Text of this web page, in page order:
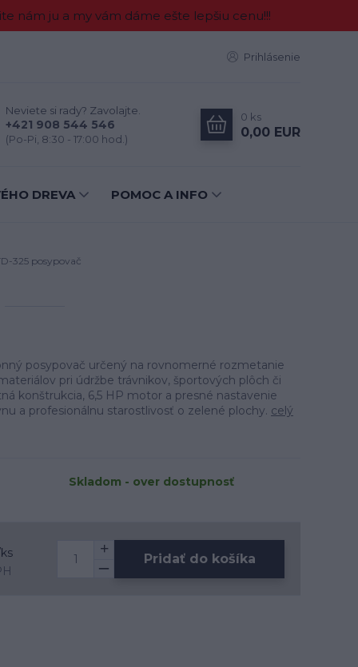
nám ju a my vám dáme ešte lepšiu cenu!!!
Prihlásenie
Neviete si rady? Zavolajte.
+421 908 544 546
(Po-Pi, 8:30 - 17:00 hod.)
0 ks
0,00 EUR
DREVA POMOC A INFO
325 posypovač
posypovač určený na rovnomerné rozmetanie
pri údržbe trávnikov, športových plôch či
konštrukcia, 6,5 HP motor a presné nastavenie
a profesionálnu starostlivosť o zelené plochy. celý
Skladom - over dostupnosť
ks
Pridať do košíka